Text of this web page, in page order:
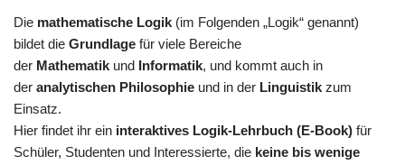
Die mathematische Logik (im Folgenden „Logik“ genannt)
bildet die Grundlage für viele Bereiche
der Mathematik und Informatik, und kommt auch in
der analytischen Philosophie und in der Linguistik zum
Einsatz.
Hier findet ihr ein interaktives Logik-Lehrbuch (E-Book) für
Schüler, Studenten und Interessierte, die keine bis wenige